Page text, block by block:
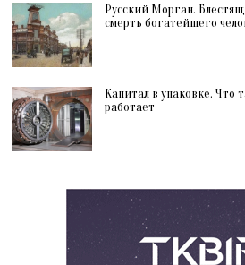
Русский Морган.
смерть богатейшего
Капитал в упаковке. Что
работает